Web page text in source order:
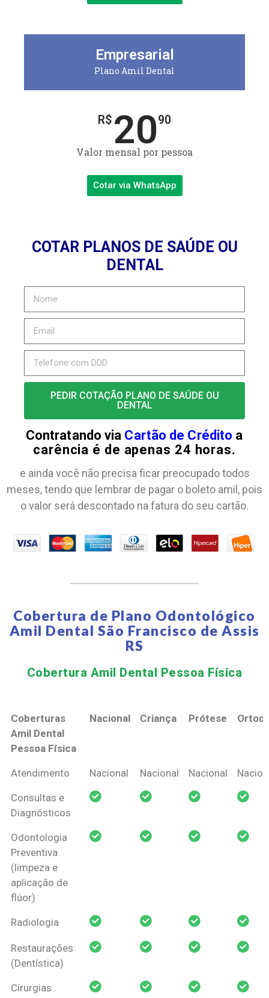
Empresarial
Plano Amil Dental
R$ 2090
Valor mensal por pessoa
Cotar via WhatsApp
COTAR PLANOS DE SAÚDE OU
DENTAL
PEDIR COTAÇÃO PLANO DE SAÚDE OU
DENTAL
Contratando via Cartão de Crédito a
carência é de apenas 24 horas.
e ainda você não precisa ficar preocupado todos
meses, tendo que lembrar de pagar o boleto amil, pois
o valor será descontado na fatura do seu cartão.
Cobertura de Plano Odontológico
Amil Dental São Francisco de Assis
RS
Cobertura Amil Dental Pessoa Física​
Coberturas
Amil Dental
Pessoa Física
Nacional Criança Prótese
Coberturas
Pessoa Física
Nacional Criança Prótese
Atendimento Nacional Nacional Nacional
Consultas e
Diagnósticos
Odontologia
Preventiva
(limpeza e
aplicação de
flúor)
Radiologia
Restaurações
(Dentística)
Cirurgias